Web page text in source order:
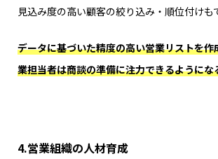
見込み度の高い顧客の絞り込み・順位付けも
データに基づいた精度の高い営業リストを作
業担当者は商談の準備に注力できるようにな
4.営業組織の人材育成